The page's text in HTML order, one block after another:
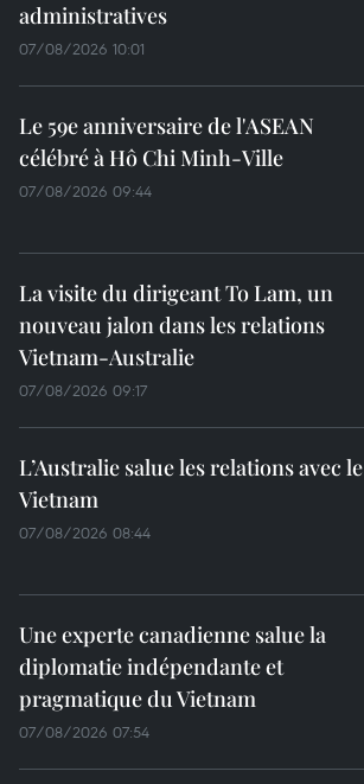
administratives
07/08/2026 10:01
Le 59e anniversaire de l'ASEAN
célébré à Hô Chi Minh-Ville
07/08/2026 09:44
La visite du dirigeant To Lam, un
nouveau jalon dans les relations
Vietnam-Australie
07/08/2026 09:17
L’Australie salue les relations avec le
Vietnam
07/08/2026 08:44
Une experte canadienne salue la
diplomatie indépendante et
pragmatique du Vietnam
07/08/2026 07:54